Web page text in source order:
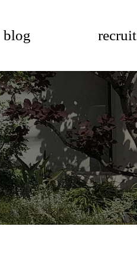
blog recruit